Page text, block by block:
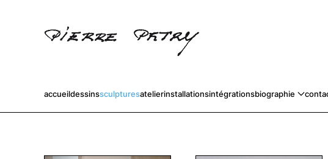
Accéder au contenu principal
accueildessinssculpturesatelierinstallationsintégrationsbiographie